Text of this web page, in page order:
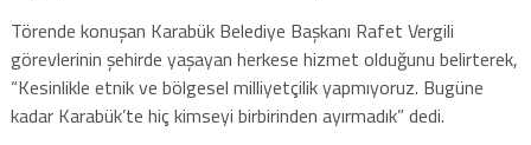
Törende konuşan Karabük Belediye Başkanı Rafet Vergili
görevlerinin şehirde yaşayan herkese hizmet olduğunu belirterek,
“Kesinlikle etnik ve bölgesel milliyetçilik yapmıyoruz. Bugüne
kadar Karabük’te hiç kimseyi birbirinden ayırmadık” dedi.